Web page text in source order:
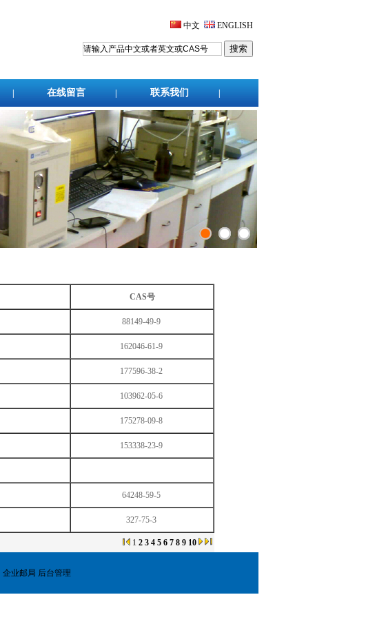
中文 ENGLISH
在线留言 联系我们
CAS号
88149-49-9
162046-61-9
177596-38-2
103962-05-6
175278-09-8
153338-23-9
64248-59-5
327-75-3
1 2 3 4 5 6 7 8 9 10
企业邮局 后台管理